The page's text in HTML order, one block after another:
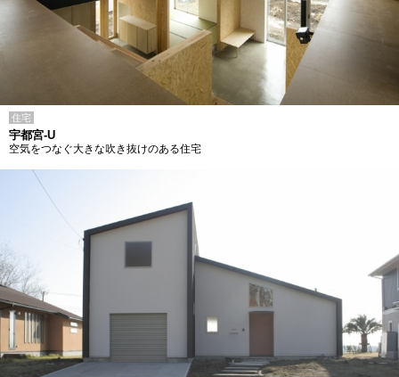
住宅
宇都宮-U
空気をつなぐ大きな吹き抜けのある住宅